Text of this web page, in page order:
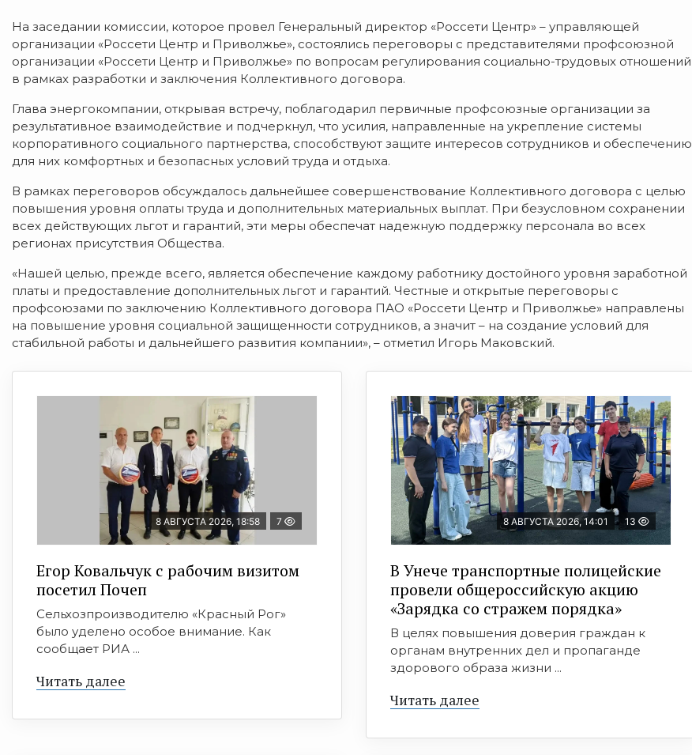
На заседании комиссии, которое провел Генеральный директор «Россети Центр» – управляющей
организации «Россети Центр и Приволжье», состоялись переговоры с представителями профсоюзной
организации «Россети Центр и Приволжье» по вопросам регулирования социально-трудовых отношений
в рамках разработки и заключения Коллективного договора.
Глава энергокомпании, открывая встречу, поблагодарил первичные профсоюзные организации за
результативное взаимодействие и подчеркнул, что усилия, направленные на укрепление системы
корпоративного социального партнерства, способствуют защите интересов сотрудников и обеспечению
для них комфортных и безопасных условий труда и отдыха.
В рамках переговоров обсуждалось дальнейшее совершенствование Коллективного договора с целью
повышения уровня оплаты труда и дополнительных материальных выплат. При безусловном сохранении
всех действующих льгот и гарантий, эти меры обеспечат надежную поддержку персонала во всех
регионах присутствия Общества.
«Нашей целью, прежде всего, является обеспечение каждому работнику достойного уровня заработной
платы и предоставление дополнительных льгот и гарантий. Честные и открытые переговоры с
профсоюзами по заключению Коллективного договора ПАО «Россети Центр и Приволжье» направлены
на повышение уровня социальной защищенности сотрудников, а значит – на создание условий для
стабильной работы и дальнейшего развития компании», – отметил Игорь Маковский.
8 АВГУСТА 2026, 18:58 7
Егор Ковальчук с рабочим визитом
посетил Почеп
Сельхозпроизводителю «Красный Рог»
было уделено особое внимание. Как
сообщает РИА ...
Читать далее
8 АВГУСТА 2026, 14:01 13
В Унече транспортные полицейские
провели общероссийскую акцию
«Зарядка со стражем порядка»
В целях повышения доверия граждан к
органам внутренних дел и пропаганде
здорового образа жизни ...
Читать далее